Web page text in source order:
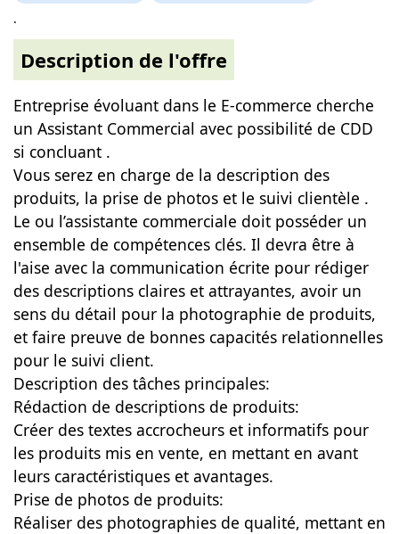
.
Description de l'offre
Entreprise évoluant dans le E-commerce cherche
un Assistant Commercial avec possibilité de CDD
si concluant .
Vous serez en charge de la description des
produits, la prise de photos et le suivi clientèle .
Le ou l’assistante commerciale doit posséder un
ensemble de compétences clés. Il devra être à
l'aise avec la communication écrite pour rédiger
des descriptions claires et attrayantes, avoir un
sens du détail pour la photographie de produits,
et faire preuve de bonnes capacités relationnelles
pour le suivi client.
Description des tâches principales:
Rédaction de descriptions de produits:
Créer des textes accrocheurs et informatifs pour
les produits mis en vente, en mettant en avant
leurs caractéristiques et avantages.
Prise de photos de produits:
Réaliser des photographies de qualité, mettant en